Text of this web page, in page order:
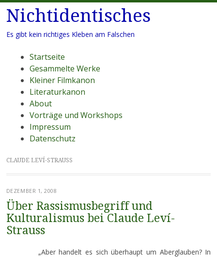
Nichtidentisches
Es gibt kein richtiges Kleben am Falschen
Menü
Zum
Inhalt
springen
Startseite
Gesammelte Werke
Kleiner Filmkanon
Literaturkanon
About
Vorträge und Workshops
Impressum
Datenschutz
CLAUDE LEVÍ-STRAUSS
DEZEMBER 1, 2008
Über Rassismusbegriff und
Kulturalismus bei Claude Leví-
Strauss
„Aber handelt es sich überhaupt um Aberglauben? In